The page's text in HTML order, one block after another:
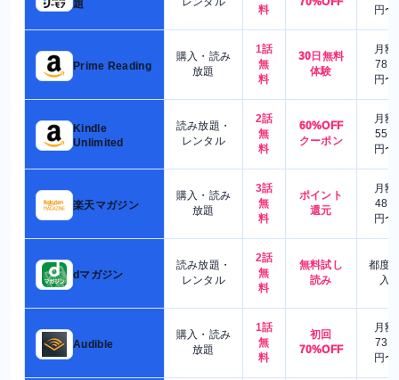
題
料
円〜
Prime Reading
購入・読み
放題
1話
無
料
30日無料
体験
月額
780
円〜
Kindle
Unlimited
読み放題・
レンタル
2話
無
料
60%OFF
クーポン
月額
550
円〜
楽天マガジン
購入・読み
放題
3話
無
料
ポイント
還元
月額
480
円〜
dマガジン
読み放題・
レンタル
2話
無
料
無料試し
読み
都度
入
Audible
購入・読み
放題
1話
無
料
初回
70%OFF
月額
730
円〜